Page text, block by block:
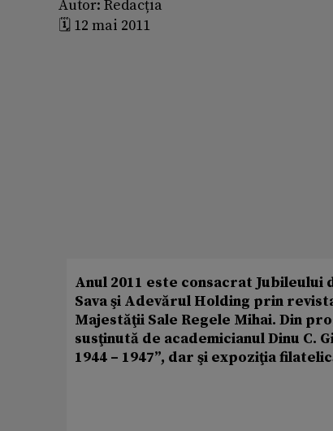
Autor: Redacția
🗓️ 12 mai 2011
Anul 2011 este consacrat Jubileului
Sava şi Adevărul Holding prin
Majestăţii Sale Regele Mihai. Din
susţinută de academicianul Dinu
1944 – 1947”, dar şi expoziţia